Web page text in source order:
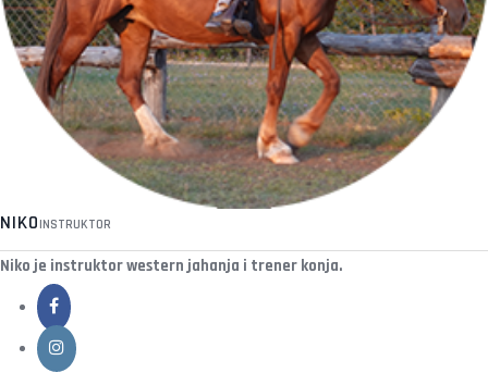
NIKOINSTRUKTOR
Niko je instruktor western jahanja i trener konja.